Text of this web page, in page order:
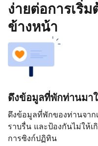
ง่ายต่อการเริ่
ข้างหน้า
ดึงข้อมูลที่พักท่านมา
ดึงข้อมูลที่พักของท่านจาก
ราบรื่น และป้องกันไม่ให้เ
การซิงก์ปฏิทิน